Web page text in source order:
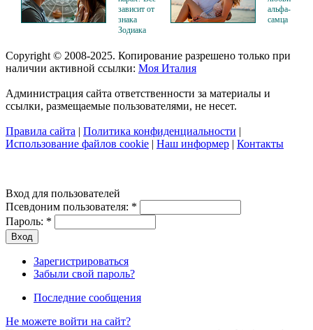
зависит от
знака
Зодиака
альфа-
самца
Copyright © 2008-2025. Копирование разрешено только при
наличии активной ссылки: Моя Италия
Администрация сайта ответственности за материалы и
ссылки, размещаемые пользователями, не несет.
Правила сайта | Политика конфиденциальности |
Использование файлов cookie | Наш информер | Контакты
Вход для пользователей
Псевдоним пользователя: *
Пароль: *
Зарегистрироваться
Забыли свой пароль?
Последние сообщения
Не можете войти на сайт?